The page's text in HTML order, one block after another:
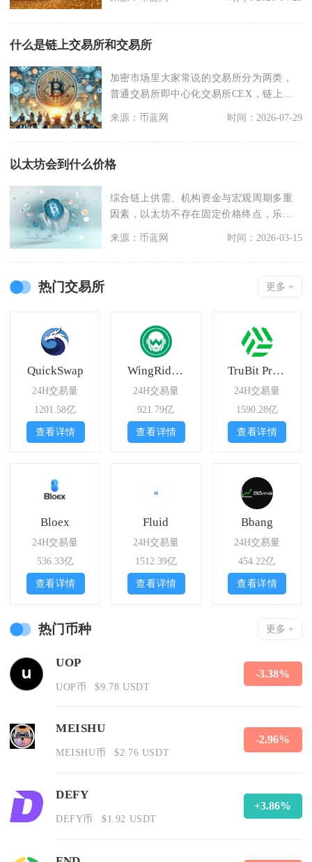
什么是链上交易所和交易所
加密市场里大家常说的交易所分为两类，
普通交易所即中心化交易所CEX，链上交
来源：币蓝网 时间：2026-07-29
以太坊会到什么价格
综合链上供需、机构资金与宏观周期多重
因素，以太坊不存在固定价格终点，乐观
来源：币蓝网 时间：2026-03-15
热门交易所 更多 +
QuickSwap
24H交易量
1201.58亿
查看详情
WingRiders
24H交易量
921.79亿
查看详情
TruBit Pro Exchange
24H交易量
1590.28亿
查看详情
Bloex
24H交易量
536.33亿
查看详情
Fluid
24H交易量
1512.39亿
查看详情
Bbang
24H交易量
454.22亿
查看详情
热门币种 更多 +
UOP
UOP币 $9.78 USDT
-3.38%
MEISHU
MEISHU币 $2.76 USDT
-2.96%
DEFY
DEFY币 $1.92 USDT
+3.86%